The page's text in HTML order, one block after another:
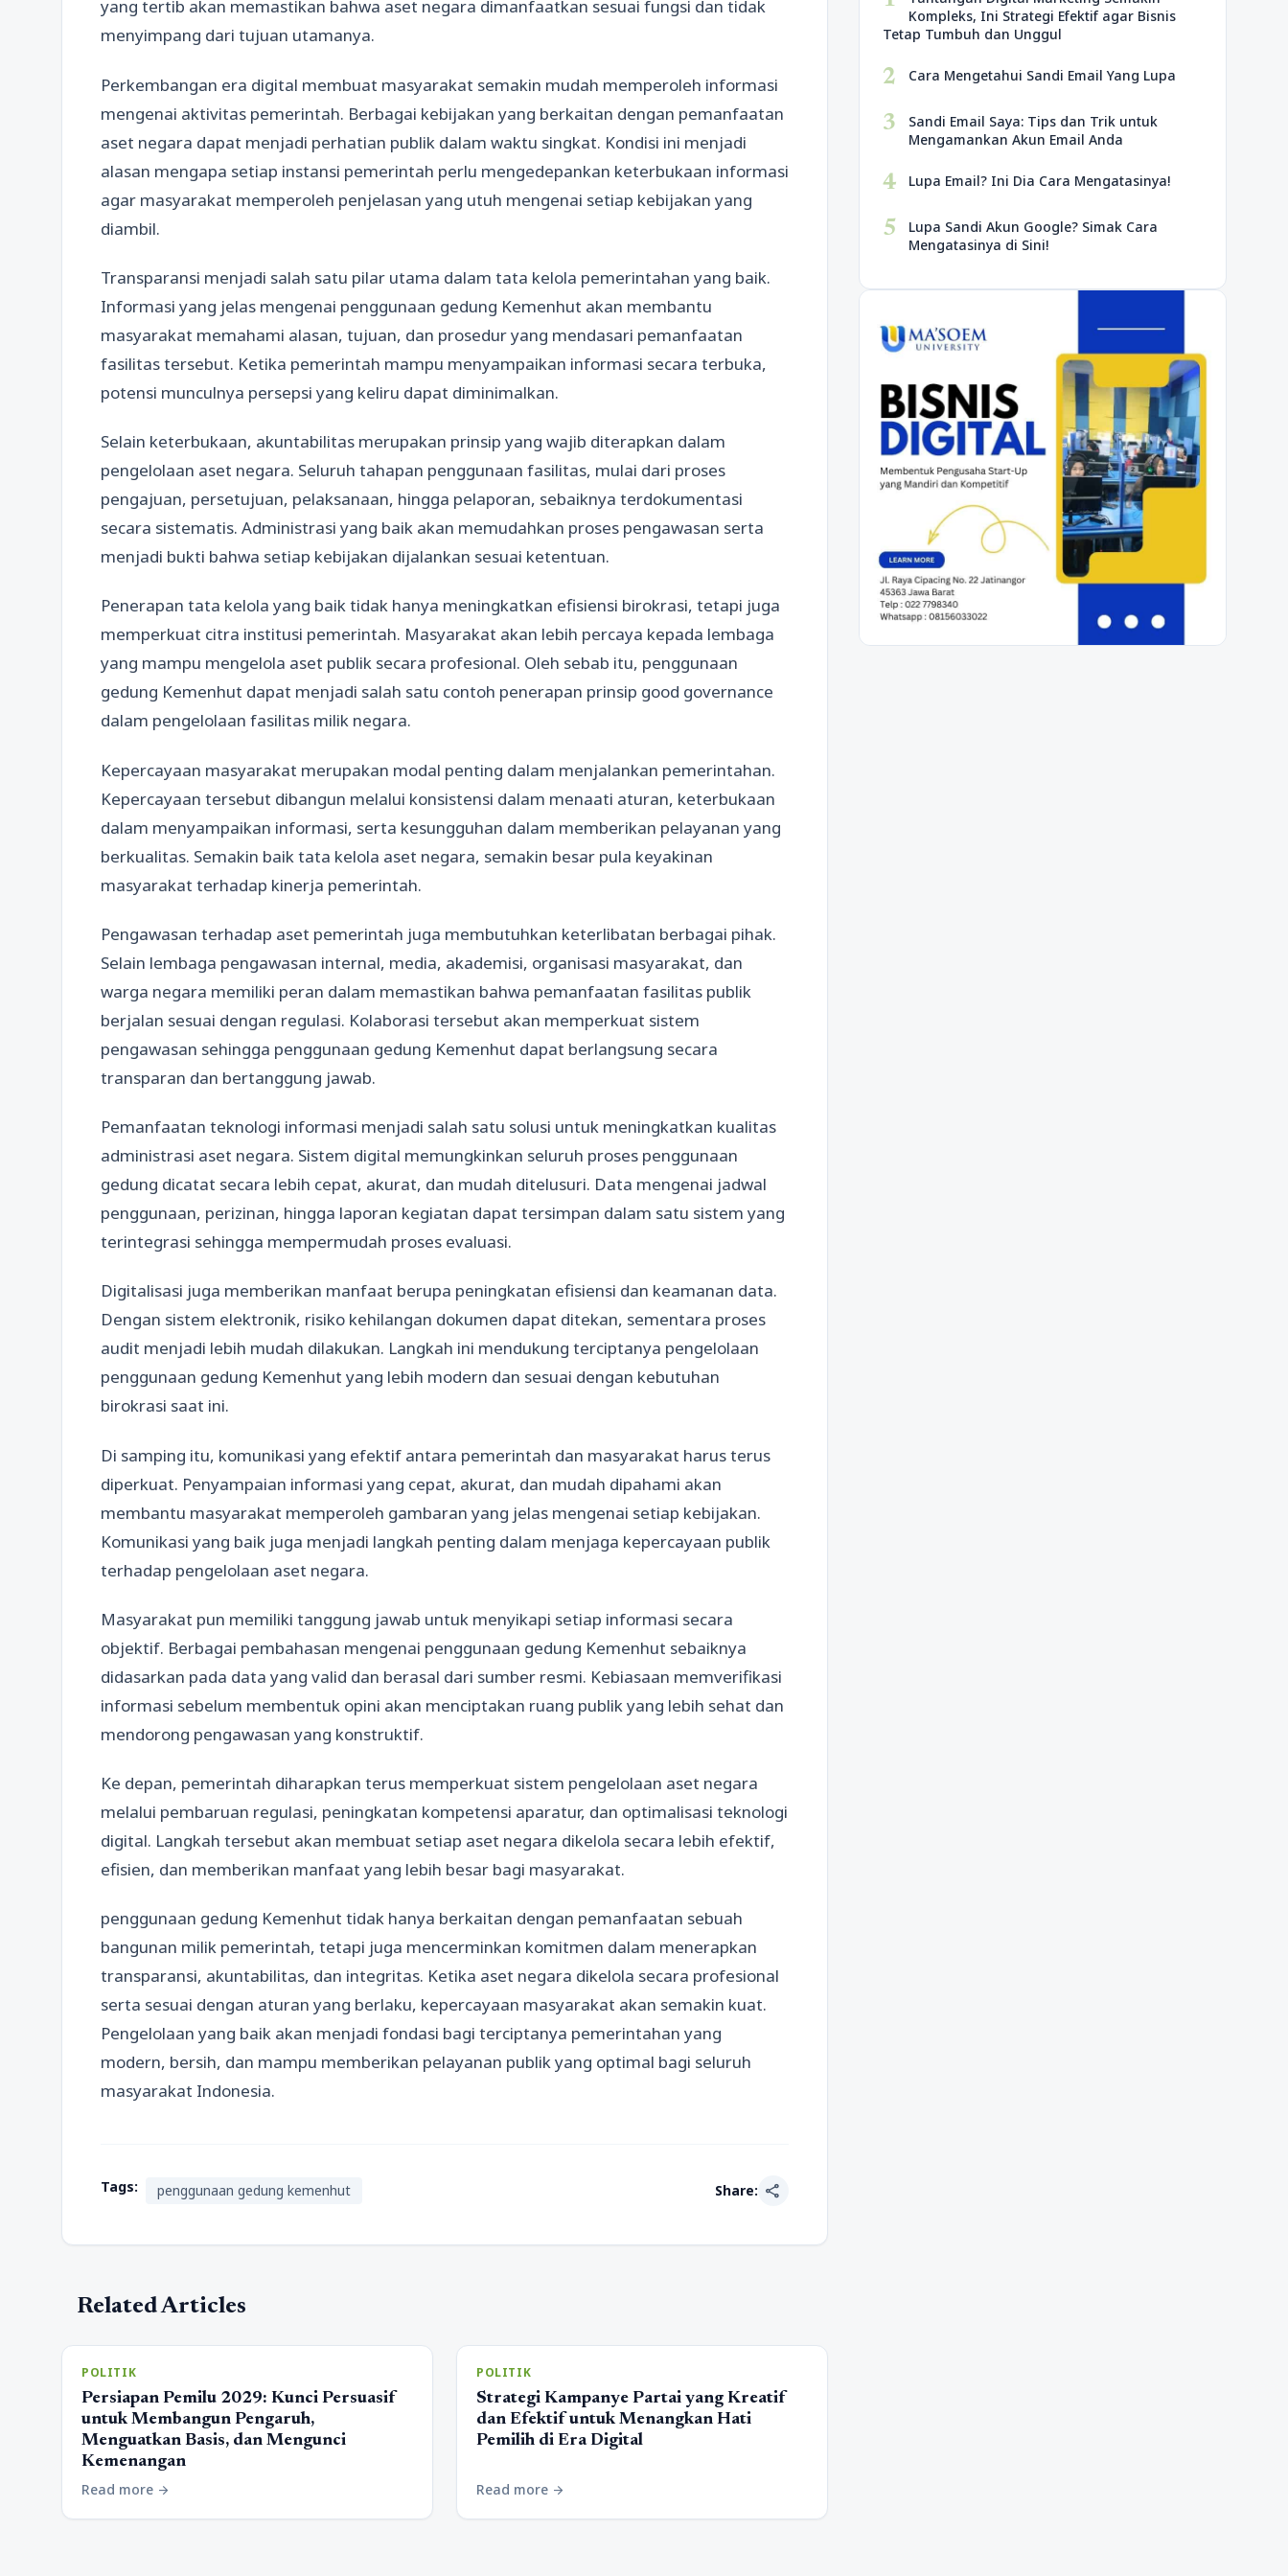
yang tertib akan memastikan bahwa aset negara dimanfaatkan sesuai fungsi dan tidak
menyimpang dari tujuan utamanya.
Perkembangan era digital membuat masyarakat semakin mudah memperoleh informasi
mengenai aktivitas pemerintah. Berbagai kebijakan yang berkaitan dengan pemanfaatan
aset negara dapat menjadi perhatian publik dalam waktu singkat. Kondisi ini menjadi
alasan mengapa setiap instansi pemerintah perlu mengedepankan keterbukaan informasi
agar masyarakat memperoleh penjelasan yang utuh mengenai setiap kebijakan yang
diambil.
Transparansi menjadi salah satu pilar utama dalam tata kelola pemerintahan yang baik.
Informasi yang jelas mengenai penggunaan gedung Kemenhut akan membantu
masyarakat memahami alasan, tujuan, dan prosedur yang mendasari pemanfaatan
fasilitas tersebut. Ketika pemerintah mampu menyampaikan informasi secara terbuka,
potensi munculnya persepsi yang keliru dapat diminimalkan.
Selain keterbukaan, akuntabilitas merupakan prinsip yang wajib diterapkan dalam
pengelolaan aset negara. Seluruh tahapan penggunaan fasilitas, mulai dari proses
pengajuan, persetujuan, pelaksanaan, hingga pelaporan, sebaiknya terdokumentasi
secara sistematis. Administrasi yang baik akan memudahkan proses pengawasan serta
menjadi bukti bahwa setiap kebijakan dijalankan sesuai ketentuan.
Penerapan tata kelola yang baik tidak hanya meningkatkan efisiensi birokrasi, tetapi juga
memperkuat citra institusi pemerintah. Masyarakat akan lebih percaya kepada lembaga
yang mampu mengelola aset publik secara profesional. Oleh sebab itu, penggunaan
gedung Kemenhut dapat menjadi salah satu contoh penerapan prinsip good governance
dalam pengelolaan fasilitas milik negara.
Kepercayaan masyarakat merupakan modal penting dalam menjalankan pemerintahan.
Kepercayaan tersebut dibangun melalui konsistensi dalam menaati aturan, keterbukaan
dalam menyampaikan informasi, serta kesungguhan dalam memberikan pelayanan yang
berkualitas. Semakin baik tata kelola aset negara, semakin besar pula keyakinan
masyarakat terhadap kinerja pemerintah.
Pengawasan terhadap aset pemerintah juga membutuhkan keterlibatan berbagai pihak.
Selain lembaga pengawasan internal, media, akademisi, organisasi masyarakat, dan
warga negara memiliki peran dalam memastikan bahwa pemanfaatan fasilitas publik
berjalan sesuai dengan regulasi. Kolaborasi tersebut akan memperkuat sistem
pengawasan sehingga penggunaan gedung Kemenhut dapat berlangsung secara
transparan dan bertanggung jawab.
Pemanfaatan teknologi informasi menjadi salah satu solusi untuk meningkatkan kualitas
administrasi aset negara. Sistem digital memungkinkan seluruh proses penggunaan
gedung dicatat secara lebih cepat, akurat, dan mudah ditelusuri. Data mengenai jadwal
penggunaan, perizinan, hingga laporan kegiatan dapat tersimpan dalam satu sistem yang
terintegrasi sehingga mempermudah proses evaluasi.
Digitalisasi juga memberikan manfaat berupa peningkatan efisiensi dan keamanan data.
Dengan sistem elektronik, risiko kehilangan dokumen dapat ditekan, sementara proses
audit menjadi lebih mudah dilakukan. Langkah ini mendukung terciptanya pengelolaan
penggunaan gedung Kemenhut yang lebih modern dan sesuai dengan kebutuhan
birokrasi saat ini.
Di samping itu, komunikasi yang efektif antara pemerintah dan masyarakat harus terus
diperkuat. Penyampaian informasi yang cepat, akurat, dan mudah dipahami akan
membantu masyarakat memperoleh gambaran yang jelas mengenai setiap kebijakan.
Komunikasi yang baik juga menjadi langkah penting dalam menjaga kepercayaan publik
terhadap pengelolaan aset negara.
Masyarakat pun memiliki tanggung jawab untuk menyikapi setiap informasi secara
objektif. Berbagai pembahasan mengenai penggunaan gedung Kemenhut sebaiknya
didasarkan pada data yang valid dan berasal dari sumber resmi. Kebiasaan memverifikasi
informasi sebelum membentuk opini akan menciptakan ruang publik yang lebih sehat dan
mendorong pengawasan yang konstruktif.
Ke depan, pemerintah diharapkan terus memperkuat sistem pengelolaan aset negara
melalui pembaruan regulasi, peningkatan kompetensi aparatur, dan optimalisasi teknologi
digital. Langkah tersebut akan membuat setiap aset negara dikelola secara lebih efektif,
efisien, dan memberikan manfaat yang lebih besar bagi masyarakat.
penggunaan gedung Kemenhut tidak hanya berkaitan dengan pemanfaatan sebuah
bangunan milik pemerintah, tetapi juga mencerminkan komitmen dalam menerapkan
transparansi, akuntabilitas, dan integritas. Ketika aset negara dikelola secara profesional
serta sesuai dengan aturan yang berlaku, kepercayaan masyarakat akan semakin kuat.
Pengelolaan yang baik akan menjadi fondasi bagi terciptanya pemerintahan yang
modern, bersih, dan mampu memberikan pelayanan publik yang optimal bagi seluruh
masyarakat Indonesia.
Tags: penggunaan gedung kemenhut Share: share
Related Articles
POLITIK
Persiapan Pemilu 2029: Kunci Persuasif
untuk Membangun Pengaruh,
Menguatkan Basis, dan Mengunci
Kemenangan
Read more arrow_forward
POLITIK
Strategi Kampanye Partai yang Kreatif
dan Efektif untuk Menangkan Hati
Pemilih di Era Digital
Read more arrow_forward
Kompleks, Ini Strategi Efektif agar Bisnis
Tetap Tumbuh dan Unggul
2 Cara Mengetahui Sandi Email Yang Lupa
3
Sandi Email Saya: Tips dan Trik untuk
Mengamankan Akun Email Anda
4 Lupa Email? Ini Dia Cara Mengatasinya!
5
Lupa Sandi Akun Google? Simak Cara
Mengatasinya di Sini!